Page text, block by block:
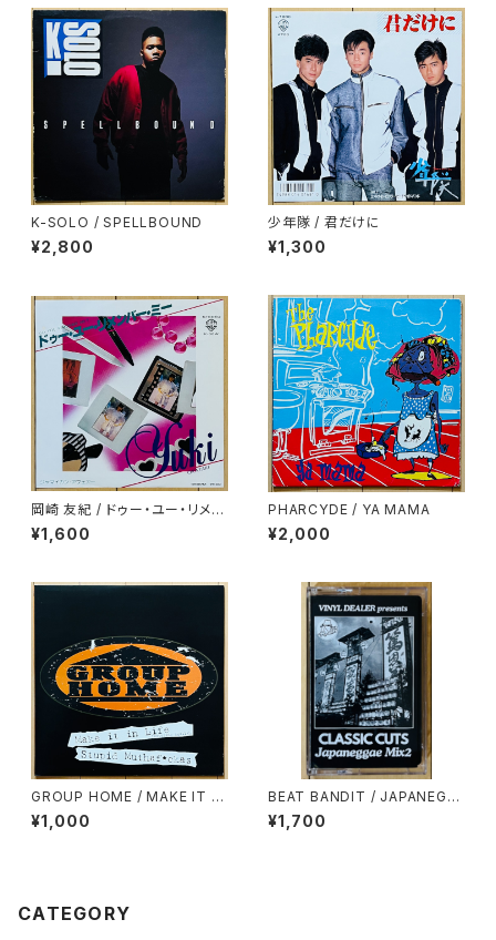
K-SOLO / SPELLBOUND
¥2,800
少年隊 / 君だけに
¥1,300
岡崎 友紀 / ドゥー・ユー・リメン
バー・ミー
¥1,600
PHARCYDE / YA MAMA
¥2,000
GROUP HOME / MAKE IT IN
LIFE
¥1,000
BEAT BANDIT / JAPANEGG
AE MIX 2(CLASSIC CUTS)
¥1,700
CATEGORY